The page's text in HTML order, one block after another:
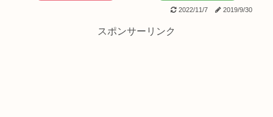
2022/11/7 2019/9/30
スポンサーリンク